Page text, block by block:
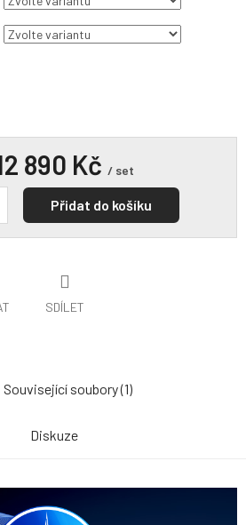
SDÍLET
890 Kč / set
Přidat do košíku
Související soubory (1)
Diskuze